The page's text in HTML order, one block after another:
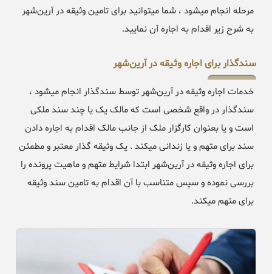
مرحله انجام میشود ، شما میتوانید برای تامین وثیقه در آرین‌شهر
به شرح زیر اقدام به اجاره آن نمایید.
سندگذار برای اجاره وثیقه در آرین‌شهر
خدمات اجاره وثیقه در آرین‌شهر توسط سندگذار انجام میشود ،
سندگذار در واقع شخصی است که مالک یک یا چند سند ملکی
است و یا بعنوان کارگزار ملک از جانب مالک اقدام به اجاره دادن
سند برای متهم و یا زندانی میکند . یک وثیقه گذار معتبر و مطمئن
برای اجاره وثیقه در آرین‌شهر ابتدا شرایط متهم و ماهیت پرونده را
بررسی نموده و سپس متناسب با آن اقدام به تامین سند وثیقه
برای متهم میکند.